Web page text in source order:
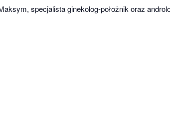
specjalista ginekolog-położnik oraz